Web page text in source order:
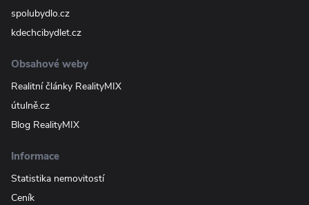
spolubydlo.cz
kdechcibydlet.cz
Obsahové weby
Realitní články RealityMIX
útulně.cz
Blog RealityMIX
Informace
Statistika nemovitostí
Ceník